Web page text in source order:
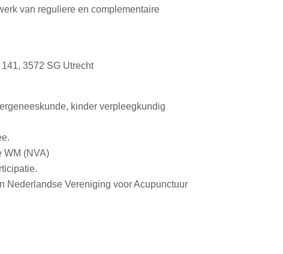
van reguliere en complementaire
3572 SG Utrecht
kinder verpleegkundig
WM (NVA)
Nederlandse Vereniging voor Acupunctuur